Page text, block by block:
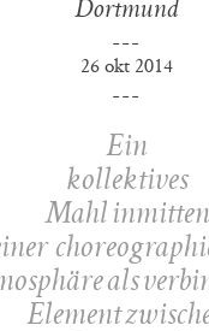
Dortmund
26 okt 2014
Ein
kollektives
Mahlinmitten
als
Element